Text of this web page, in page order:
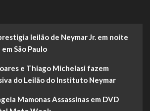
leilão de Neymar Jr. em noite
São Paulo
e Thiago Michelasi fazem
do Leilão do Instituto Neymar
Mamonas Assassinas em DVD